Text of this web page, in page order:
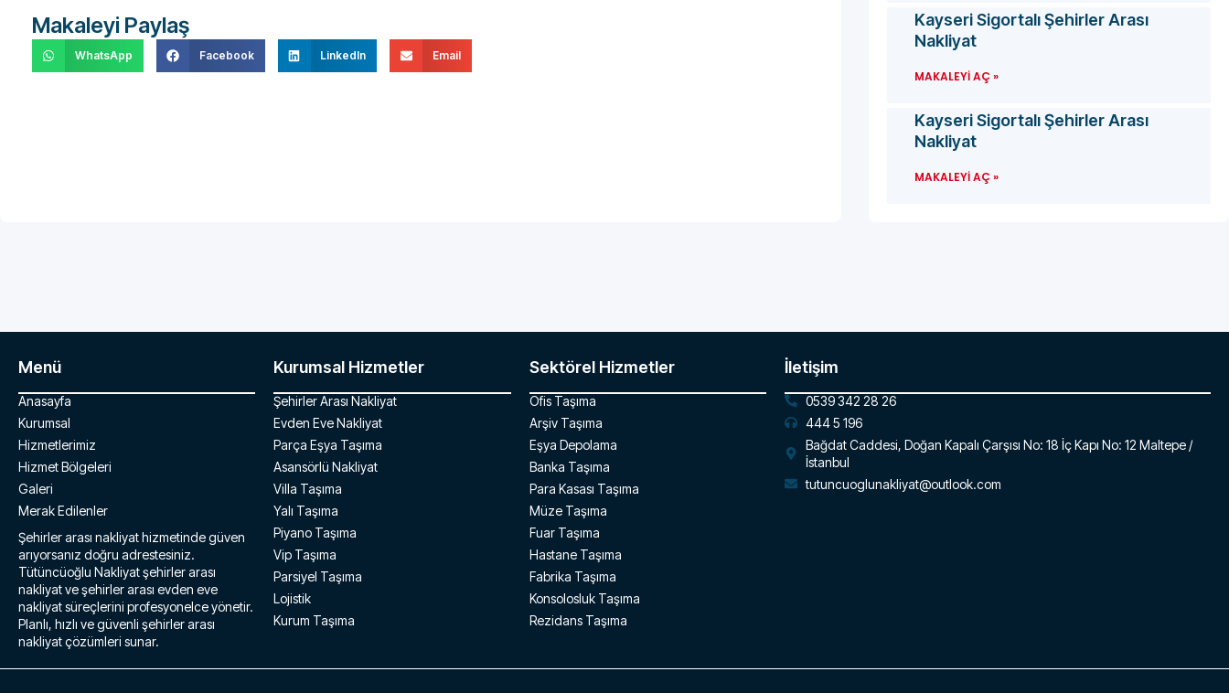
Makaleyi Paylaş
WhatsApp Facebook LinkedIn Email
Kayseri Sigortalı Şehirler Arası
Nakliyat
MAKALEYI AÇ »
Kayseri Sigortalı Şehirler Arası
Nakliyat
MAKALEYI AÇ »
Menü
Anasayfa
Kurumsal
Hizmetlerimiz
Hizmet Bölgeleri
Galeri
Merak Edilenler
Şehirler arası nakliyat hizmetinde güven
arıyorsanız doğru adrestesiniz.
Tütüncüoğlu Nakliyat şehirler arası
nakliyat ve şehirler arası evden eve
nakliyat süreçlerini profesyonelce yönetir.
Planlı, hızlı ve güvenli şehirler arası
nakliyat çözümleri sunar.
Kurumsal Hizmetler
Şehirler Arası Nakliyat
Evden Eve Nakliyat
Parça Eşya Taşıma
Asansörlü Nakliyat
Villa Taşıma
Yalı Taşıma
Piyano Taşıma
Vip Taşıma
Parsiyel Taşıma
Lojistik
Kurum Taşıma
Sektörel Hizmetler
Ofis Taşıma
Arşiv Taşıma
Eşya Depolama
Banka Taşıma
Para Kasası Taşıma
Müze Taşıma
Fuar Taşıma
Hastane Taşıma
Fabrika Taşıma
Konsolosluk Taşıma
Rezidans Taşıma
İletişim
0539 342 28 26
444 5 196
Bağdat Caddesi, Doğan Kapalı Çarşısı No: 18 İç Kapı No: 12 Maltepe /
İstanbul
tutuncuoglunakliyat@outlook.com